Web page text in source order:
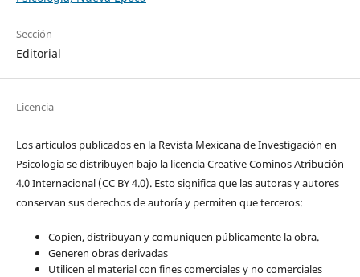
Sección
Editorial
Licencia
Los artículos publicados en la Revista Mexicana de Investigación en
Psicologia se distribuyen bajo la licencia Creative Cominos Atribución
4.0 Internacional (CC BY 4.0). Esto significa que las autoras y autores
conservan sus derechos de autoría y permiten que terceros:
Copien, distribuyan y comuniquen públicamente la obra.
Generen obras derivadas
Utilicen el material con fines comerciales y no comerciales